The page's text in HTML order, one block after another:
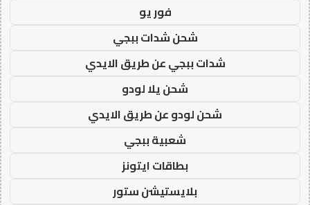
فور يو
شحن شدات ببجي
شدات ببجي عن طريق الايدي
شحن يلا لودو
شحن لودو عن طريق الايدي
شعبية ببجي
بطاقات ايتونز
بلايستيشن ستور